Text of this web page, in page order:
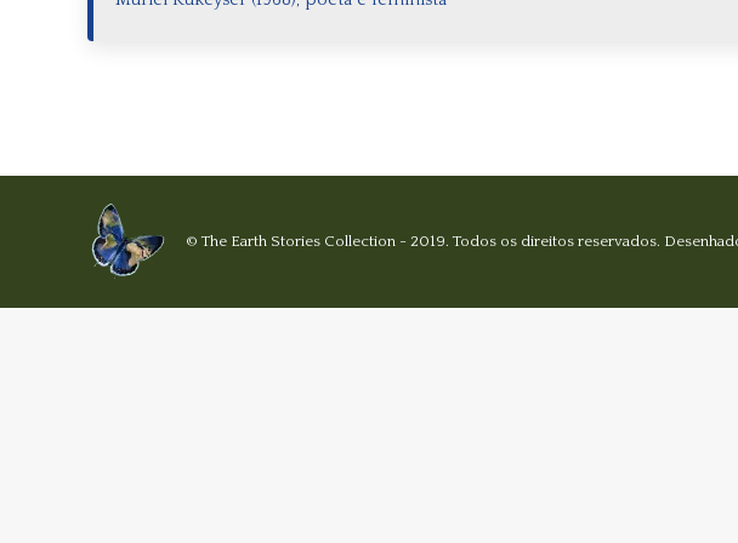
© The Earth Stories Collection - 2019. Todos os direitos reservados.